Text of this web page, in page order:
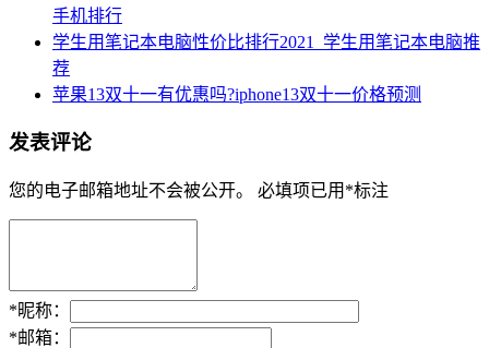
手机排行
学生用笔记本电脑性价比排行2021_学生用笔记本电脑推
荐
苹果13双十一有优惠吗?iphone13双十一价格预测
发表评论
您的电子邮箱地址不会被公开。 必填项已用 *标注
*昵称：
*邮箱：